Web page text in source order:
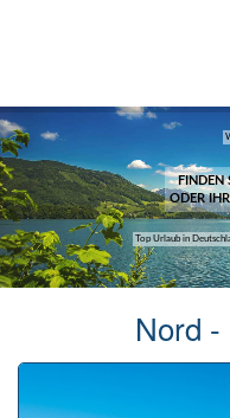
FINDEN
ODER
Top Urlaub in
Nord